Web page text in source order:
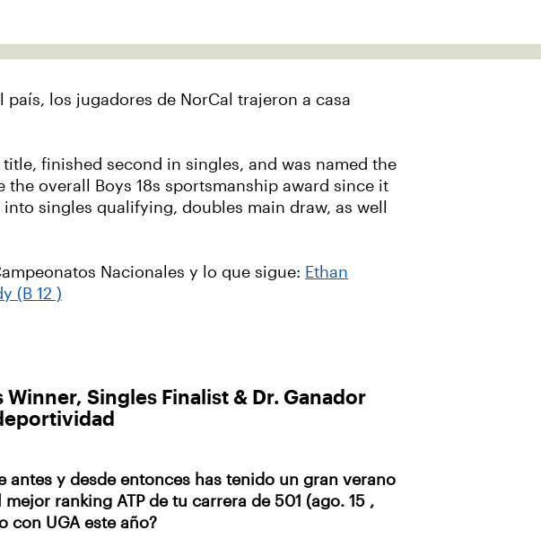
los jugadores de NorCal trajeron a casa
finished second in singles, and was named the
overall Boys 18s sportsmanship award since it
singles qualifying, doubles main draw, as well
Nacionales y lo que sigue: Ethan
(B 12 )
Winner, Singles Finalist & Dr. Ganador
antes y desde entonces has tenido un gran verano
ranking ATP de tu carrera de 501 (ago. 15 ,
con UGA este año?